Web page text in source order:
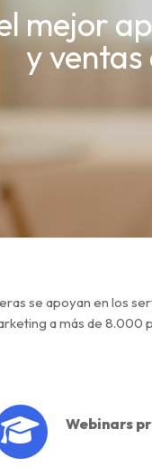
mejor
y
se apoyan en los
a más de 8.000
Webinars